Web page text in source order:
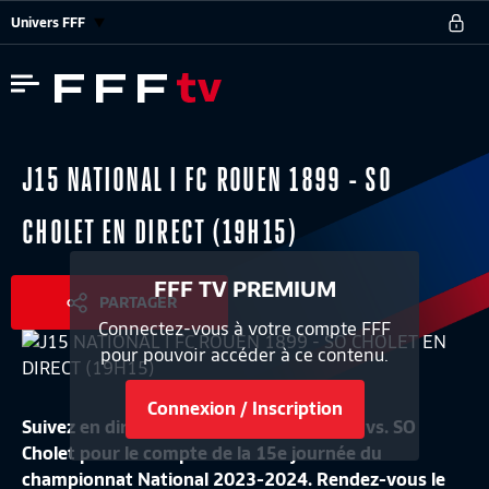
Univers FFF
J15 NATIONAL I FC ROUEN 1899 - SO
CHOLET EN DIRECT (19H15)
PARTAGERFFF TV PREMIUM
Connectez-vous à votre compte FFF
pour pouvoir accéder à ce contenu.
Connexion / Inscription
Suivez en direct le match FC Rouen 1899 vs. SO
Cholet pour le compte de la 15e journée du
championnat National 2023-2024. Rendez-vous le